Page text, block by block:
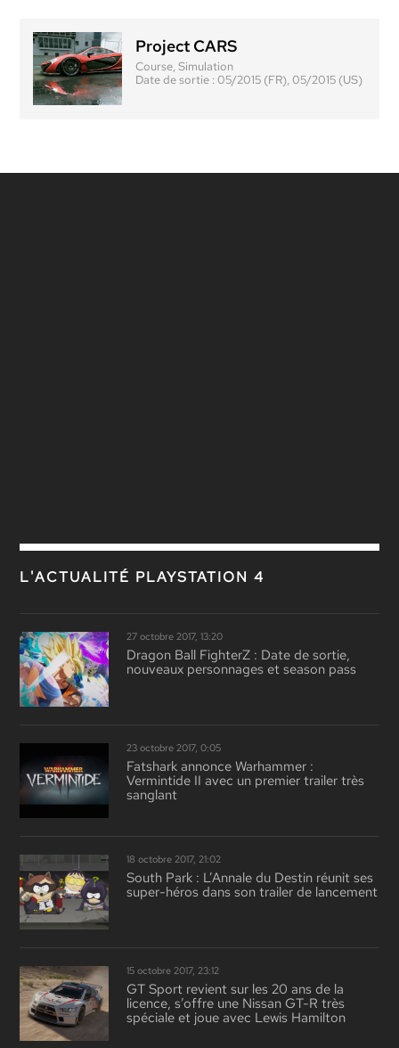
Project CARS
Course, Simulation
Date de sortie :05/2015 (FR), 05/2015 (US)
L'ACTUALITÉ PLAYSTATION 4
27 octobre 2017, 13:20
Dragon Ball FighterZ : Date de sortie,
nouveaux personnages et season pass
23 octobre 2017, 0:05
Fatshark annonce Warhammer :
Vermintide II avec un premier trailer très
sanglant
18 octobre 2017, 21:02
South Park : L’Annale du Destin réunit ses
super-héros dans son trailer de lancement
15 octobre 2017, 23:12
GT Sport revient sur les 20 ans de la
licence, s’offre une Nissan GT-R très
spéciale et joue avec Lewis Hamilton